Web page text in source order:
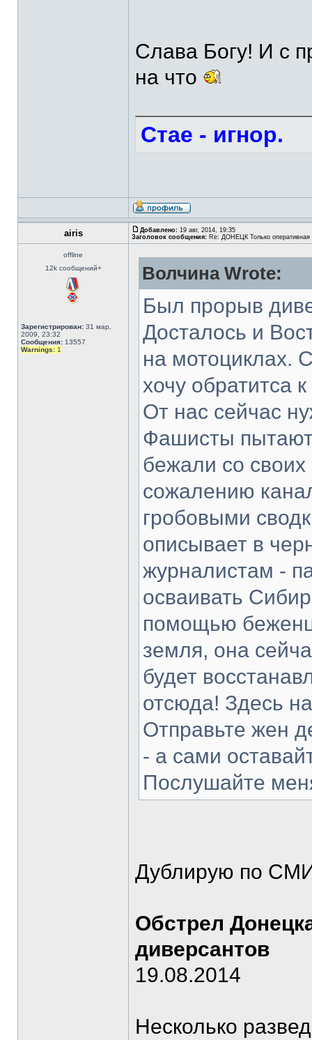
Слава Богу! И с
на что
Стае - игнор.
airis Добавлено: 19 авг, 2014, 19:35
Заголовок сообщения: Re: ДОНЕЦК Только оперативная
offline
12k сообщений+
Зарегистрирован: 31 мар,
2009, 23:32
Сообщения: 13557
Warnings: 1
Волчина Wrote:
Был прорыв
Досталось и
на мотоциклах.
хочу обратитса
От нас сейчас
Фашисты
бежали со своих
сожалению
гробовыми
описывает в
журналистам -
осваивать
помощью
земля, она
будет
отсюда! Здесь
Отправьте жен
- а сами
Послушайте
Дублирую по
Обстрел
диверсантов
19.08.2014
Несколько